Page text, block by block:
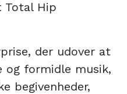
Total Hip
der udover at
og formidle musik,
begivenheder,